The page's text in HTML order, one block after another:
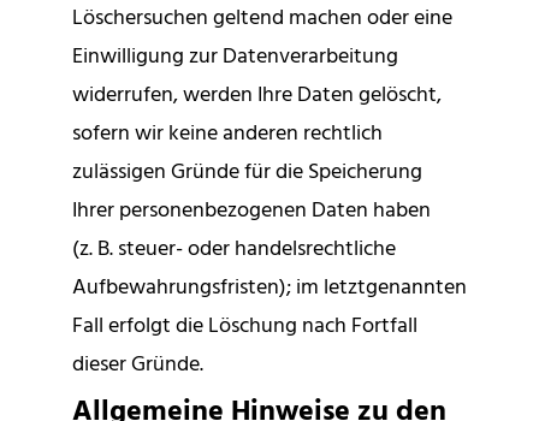
Löschersuchen geltend machen oder eine
Einwilligung zur Datenverarbeitung
widerrufen, werden Ihre Daten gelöscht,
sofern wir keine anderen rechtlich
zulässigen Gründe für die Speicherung
Ihrer personenbezogenen Daten haben
(z. B. steuer- oder handelsrechtliche
Aufbewahrungsfristen); im letztgenannten
Fall erfolgt die Löschung nach Fortfall
dieser Gründe.